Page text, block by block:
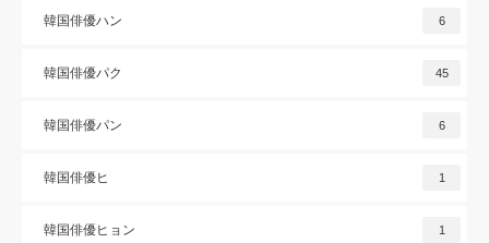
韓国俳優ハン 6
韓国俳優パク 45
韓国俳優パン 6
韓国俳優ヒ 1
韓国俳優ヒョン 1